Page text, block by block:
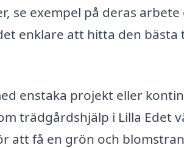
se exempel på deras
enklare att hitta den
enstaka projekt eller
trädgårdshjälp i Lilla Edet
att få en grön och